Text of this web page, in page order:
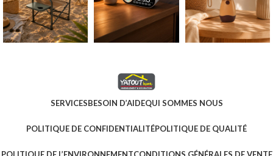
SERVICESBESOIN D’AIDEQUI SOMMES NOUS
POLITIQUE DE CONFIDENTIALITÉPOLITIQUE DE QUALITÉ